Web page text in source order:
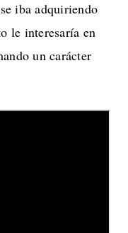
iba adquiriendo
le interesaría en
un carácter